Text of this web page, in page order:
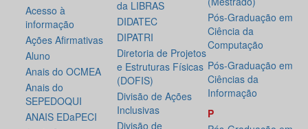
Acesso à
informação
Ações Afirmativas
Aluno
Anais do OCMEA
Anais do
SEPEDOQUI
ANAIS EDaPECI
da LIBRAS
DIDATEC
DIPATRI
Diretoria de Projetos
e Estruturas Físicas
(DOFIS)
Divisão de Ações
Inclusivas
Divisão de
Pós-Graduação em
Ciência da
Computação
Pós-Graduação em
Ciências da
Informação
P